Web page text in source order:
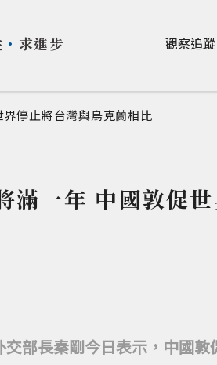
・ 求進步 觀察追蹤
停止將台灣與烏克蘭相比
滿一年 中國敦促
部長秦剛今日表示，中國